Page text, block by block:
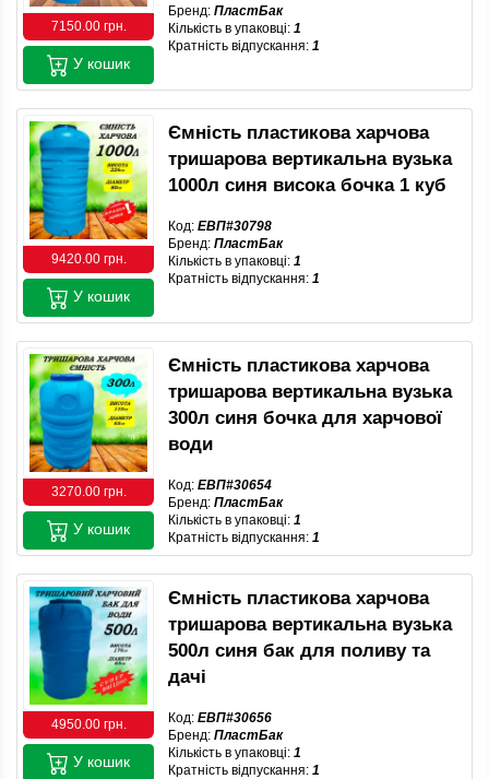
7150.00 грн.
Бренд: ПластБак
Кількість в упаковці: 1
Кратність відпускання: 1
У кошик
9420.00 грн.
Ємність пластикова харчова
тришарова вертикальна вузька
1000л синя висока бочка 1 куб
Код: ЕВП#30798
Бренд: ПластБак
Кількість в упаковці: 1
Кратність відпускання: 1
У кошик
3270.00 грн.
Ємність пластикова харчова
тришарова вертикальна вузька
300л синя бочка для харчової
води
Код: ЕВП#30654
Бренд: ПластБак
Кількість в упаковці: 1
Кратність відпускання: 1
У кошик
4950.00 грн.
Ємність пластикова харчова
тришарова вертикальна вузька
500л синя бак для поливу та
дачі
Код: ЕВП#30656
Бренд: ПластБак
Кількість в упаковці: 1
Кратність відпускання: 1
У кошик